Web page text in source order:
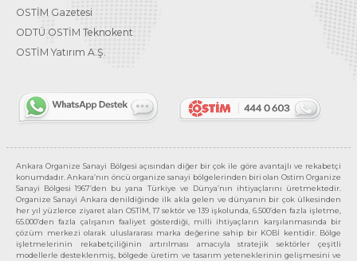
OSTİM Gazetesi
ODTÜ OSTİM Teknokent
OSTİM Yatırım A.Ş.
Ankara Organize Sanayi Bölgesi açısından diğer bir çok ile göre avantajlı ve rekabetçi
konumdadır. Ankara’nın öncü organize sanayi bölgelerinden biri olan Ostim Organize
Sanayi Bölgesi 1967’den bu yana Türkiye ve Dünya’nın ihtiyaçlarını üretmektedir.
Organize Sanayi Ankara denildiğinde ilk akla gelen ve dünyanın bir çok ülkesinden
her yıl yüzlerce ziyaret alan OSTİM, 17 sektör ve 139 işkolunda, 6.500’den fazla işletme,
65.000’den fazla çalışanın faaliyet gösterdiği, milli ihtiyaçların karşılanmasında bir
çözüm merkezi olarak uluslararası marka değerine sahip bir KOBİ kentidir. Bölge
işletmelerinin rekabetçiliğinin artırılması amacıyla stratejik sektörler çeşitli
modellerle desteklenmiş, bölgede üretim ve tasarım yeteneklerinin gelişmesini ve